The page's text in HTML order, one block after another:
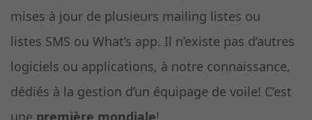
mises à jour de plusieurs mailing listes ou
listes SMS ou What’s app. Il n’existe pas d’autres
logiciels ou applications, à notre connaissance,
dédiés à la gestion d’un équipage de voile! C’est
une première mondiale!